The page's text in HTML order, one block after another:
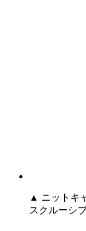
▲ ニットキ
スクルーシ